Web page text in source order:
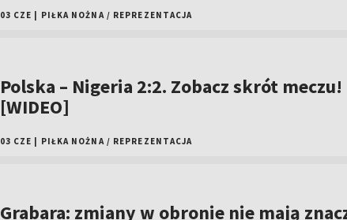
03 CZE PIŁKA NOŻNA / REPREZENTACJA
Polska – Nigeria 2:2. Zobacz skrót meczu!
[WIDEO]
03 CZE PIŁKA NOŻNA / REPREZENTACJA
Grabara: zmiany w obronie nie mają